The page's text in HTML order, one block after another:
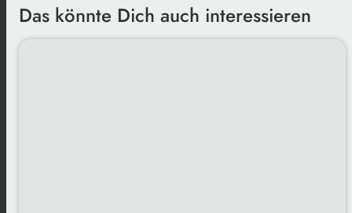
Das könnte Dich auch interessieren